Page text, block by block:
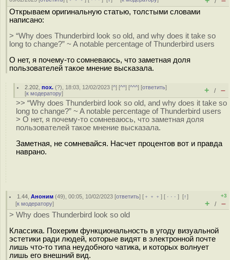
Открываем оригинальную статью, толстыми словами
написано:
> “Why does Thunderbird look so old, and why does it take so
long to change?” ~ A notable percentage of Thunderbird users
О нет, я почему-то сомневаюсь, что заметная доля
пользователей такое мнение высказала.
2.202 ,пох. (?), 18:03, 12/02/2023 [^] [^^] [^^^] [ответить]
[к модератору] + / –
>> “Why does Thunderbird look so old, and why does it take so
long to change?” ~ A notable percentage of Thunderbird users
> О нет, я почему-то сомневаюсь, что заметная доля
пользователей такое мнение высказала.
Заметная, не сомневайся. Насчет процентов вот и правда
наврано.
1.44 ,Аноним (49), 00:05, 10/02/2023 [ответить] [ ﹢﹢﹢] [ · · ·][↑]
[к модератору]
+3
+ / –
> Why does Thunderbird look so old
Классика. Похерим функциональность в угоду визуальной
эстетики ради людей, которые видят в электронной почте
лишь что-то типа неудобного чатика, и которых волнует
лишь его внешний вид.